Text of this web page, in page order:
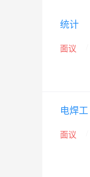
统计
面议
电焊工
面议